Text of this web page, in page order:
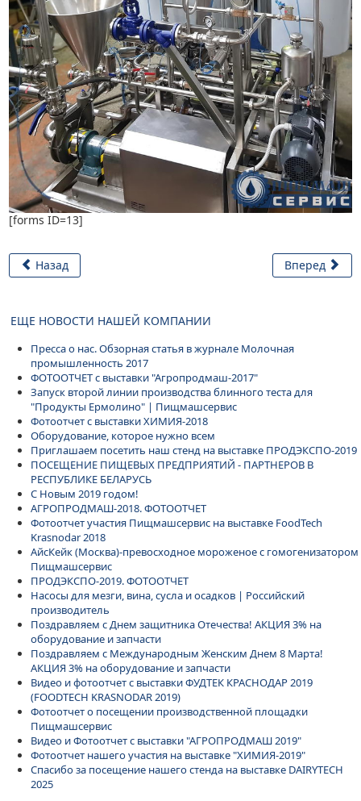
[forms ID=13]
Назад Вперед
ЕЩЕ НОВОСТИ НАШЕЙ КОМПАНИИ
Пресса о нас. Обзорная статья в журнале Молочная
промышленность 2017
ФОТООТЧЕТ с выставки "Агропродмаш-2017"
Запуск второй линии производства блинного теста для
"Продукты Ермолино" | Пищмашсервис
Фотоотчет с выставки ХИМИЯ-2018
Оборудование, которое нужно всем
Приглашаем посетить наш стенд на выставке ПРОДЭКСПО-2019
ПОСЕЩЕНИЕ ПИЩЕВЫХ ПРЕДПРИЯТИЙ - ПАРТНЕРОВ В
РЕСПУБЛИКЕ БЕЛАРУСЬ
С Новым 2019 годом!
АГРОПРОДМАШ-2018. ФОТООТЧЕТ
Фотоотчет участия Пищмашсервис на выставке FoodTech
Krasnodar 2018
АйсКейк (Москва)-превосходное мороженое с гомогенизатором
Пищмашсервис
ПРОДЭКСПО-2019. ФОТООТЧЕТ
Насосы для мезги, вина, сусла и осадков | Российский
производитель
Поздравляем с Днем защитника Отечества! АКЦИЯ 3% на
оборудование и запчасти
Поздравляем с Международным Женским Днем 8 Марта!
АКЦИЯ 3% на оборудование и запчасти
Видео и фотоотчет с выставки ФУДТЕК КРАСНОДАР 2019
(FOODTECH KRASNODAR 2019)
Фотоотчет о посещении производственной площадки
Пищмашсервис
Видео и Фотоотчет с выставки "АГРОПРОДМАШ 2019"
Фотоотчет нашего участия на выставке "ХИМИЯ-2019"
Спасибо за посещение нашего стенда на выставке DAIRYTECH
2025